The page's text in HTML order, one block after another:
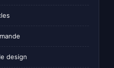
design